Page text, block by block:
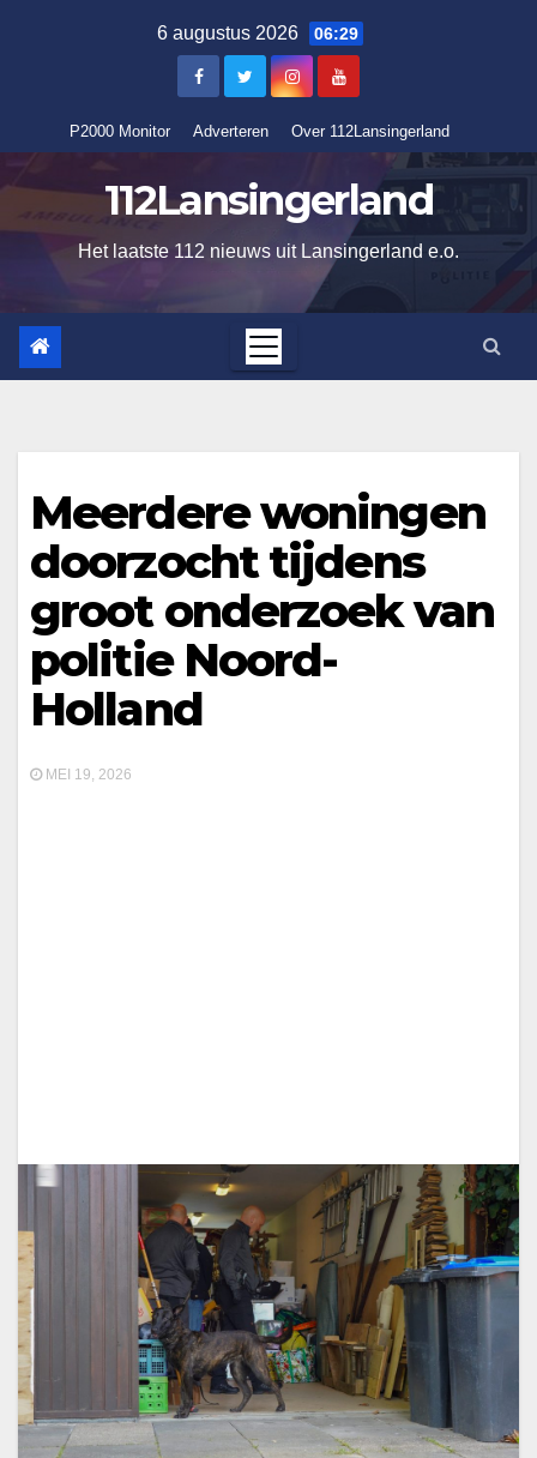
6 augustus 2026 06:29
P2000 Monitor Adverteren Over 112Lansingerland
112Lansingerland
Het laatste 112 nieuws uit Lansingerland e.o.
Meerdere woningen
doorzocht tijdens
groot onderzoek van
politie Noord-
Holland
MEI 19, 2026